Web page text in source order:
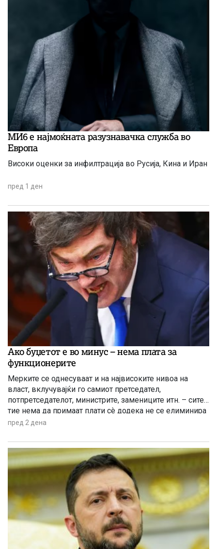
МИ6 е најмоќната разузнавачка служба во
Европа
Високи оценки за инфилтрација во Русија, Кина и Иран
пред 1 ден
Ако буџетот е во минус – нема плата за
функционерите
Мерките се однесуваат и на највисоките нивоа на
власт, вклучувајќи го самиот претседател,
потпретседателот, министрите, замениците итн. – сите
тие нема да примаат плати сè додека не се елиминира
буџетскиот дефицит
пред 2 дена